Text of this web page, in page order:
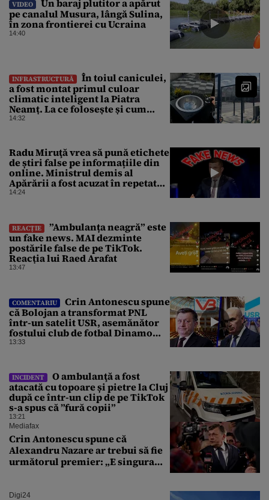
VIDEO
Un baraj plutitor a apărut
pe canalul Musura, lângă Sulina,
în zona frontierei cu Ucraina
14:40
INFRASTRUCTURĂ
În toiul caniculei,
a fost montat primul culoar
climatic inteligent la Piatra
Neamț. La ce folosește și cum
arată
14:32
Radu Miruţă vrea să pună etichete
de știri false pe informațiile din
online. Ministrul demis al
Apărării a fost acuzat în repetate
rânduri că răspândeşte el însuși
14:24
REACȚIE
”Ambulanța neagră” este
un fake news. MAI dezminte
postările false de pe TikTok.
Reacția lui Raed Arafat
13:47
COMENTARIU
Crin Antonescu spune
că Bolojan a transformat PNL
într-un satelit USR, asemănător
fostului club de fotbal Dinamo
Victoria, care a aparținut Miliției
13:33
INCIDENT
O ambulanţă a fost
atacată cu topoare și pietre la Cluj
după ce într-un clip de pe TikTok
s-a spus că ”fură copii”
13:21
Mediafax
Crin Antonescu spune că
Alexandru Nazare ar trebui să fie
următorul premier: „E singura
Digi24